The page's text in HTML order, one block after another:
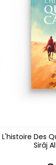
L'histoire Des
Sirâj